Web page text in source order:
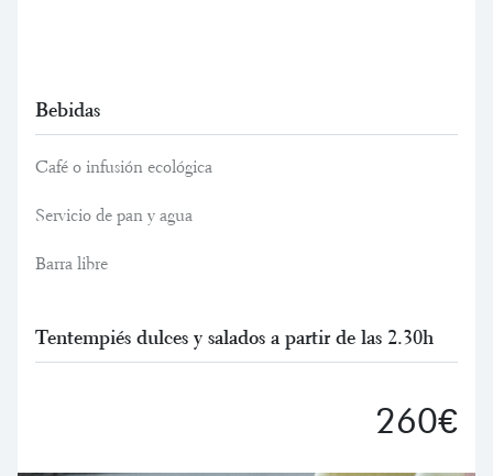
Bebidas
Café o infusión ecológica
Servicio de pan y agua
Barra libre
Tentempiés dulces y salados a partir de las 2.30h
260€